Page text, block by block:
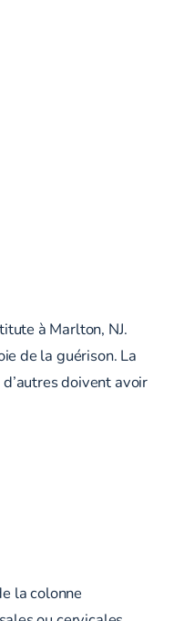
à Marlton, NJ.
de la guérison. La
doivent avoir
la colonne